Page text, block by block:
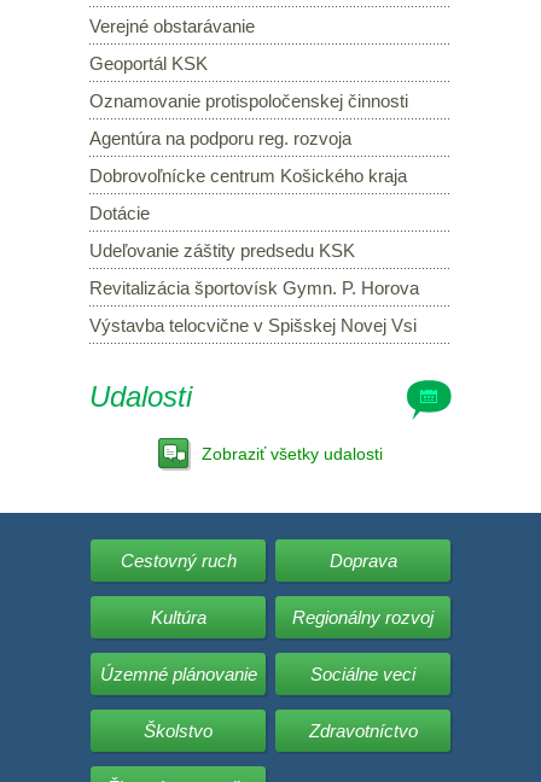
Verejné obstarávanie
Geoportál KSK
Oznamovanie protispoločenskej činnosti
Agentúra na podporu reg. rozvoja
Dobrovoľnícke centrum Košického kraja
Dotácie
Udeľovanie záštity predsedu KSK
Revitalizácia športovísk Gymn. P. Horova
Výstavba telocvične v Spišskej Novej Vsi
Udalosti
Zobraziť všetky udalosti
Cestovný ruch Doprava
Kultúra Regionálny rozvoj
Územné plánovanie Sociálne veci
Školstvo Zdravotníctvo